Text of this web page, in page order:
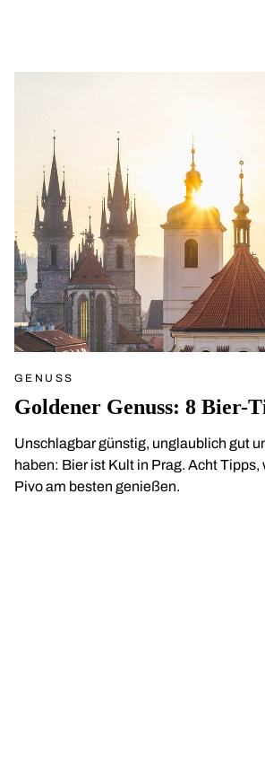
GENUSS
Goldener Genuss: 8 Bier-
Unschlagbar günstig, unglaublich gut
haben: Bier ist Kult in Prag. Acht Tipps,
Pivo am besten genießen.